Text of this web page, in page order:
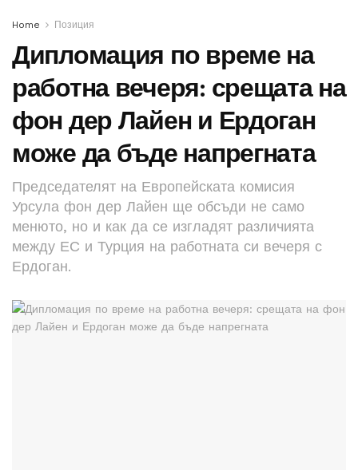
Home Позиция
Дипломация по време на
работна вечеря: срещата на
фон дер Лайен и Ердоган
може да бъде напрегната
Председателят на Европейската комисия
Урсула фон дер Лайен ще обсъди не само
менюто, но и как да се изгладят различията
между ЕС и Турция на работната си вечеря с
Ердоган.